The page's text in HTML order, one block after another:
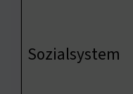
Sozialsystem